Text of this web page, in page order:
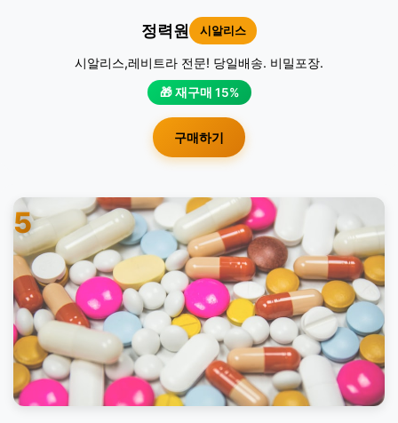
정력원 시알리스
시알리스,레비트라 전문! 당일배송. 비밀포장.
🎁 재구매 15%
구매하기
5